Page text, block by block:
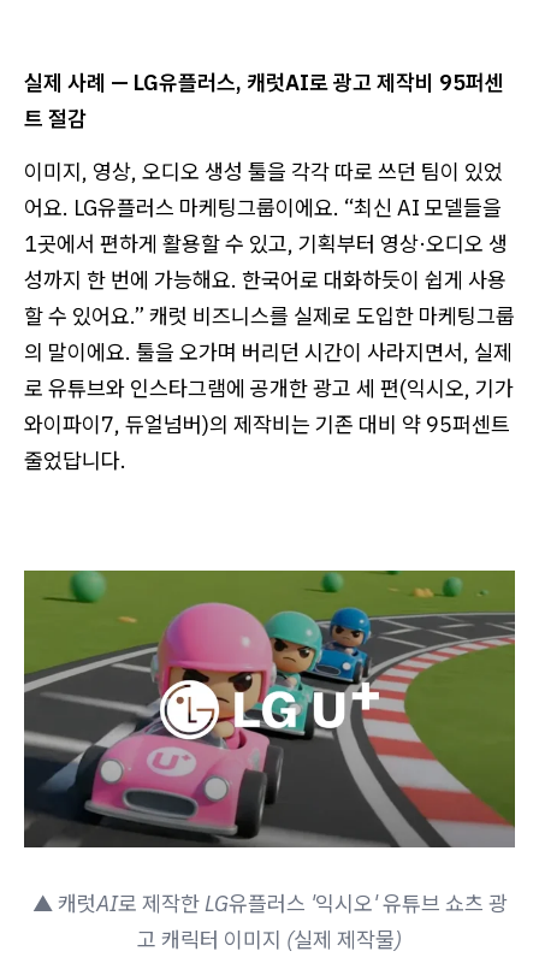
실제 사례 — LG유플러스, 캐럿AI로 광고 제작비 95퍼센
트 절감
이미지, 영상, 오디오 생성 툴을 각각 따로 쓰던 팀이 있었
어요. LG유플러스 마케팅그룹이에요. “최신 AI 모델들을
1곳에서 편하게 활용할 수 있고, 기획부터 영상·오디오 생
성까지 한 번에 가능해요. 한국어로 대화하듯이 쉽게 사용
할 수 있어요.” 캐럿 비즈니스를 실제로 도입한 마케팅그룹
의 말이에요. 툴을 오가며 버리던 시간이 사라지면서, 실제
로 유튜브와 인스타그램에 공개한 광고 세 편(익시오, 기가
와이파이7, 듀얼넘버)의 제작비는 기존 대비 약 95퍼센트
줄었답니다.
▲ 캐럿AI로 제작한 LG유플러스 '익시오' 유튜브 쇼츠 광
고 캐릭터 이미지 (실제 제작물)